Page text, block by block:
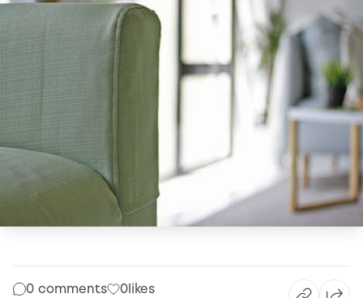
0 comments 0 likes